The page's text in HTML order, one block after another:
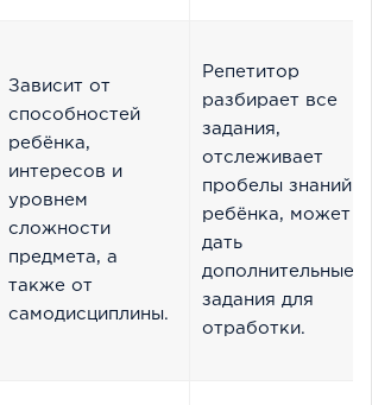
Зависит от
способностей
ребёнка,
интересов и
уровнем
сложности
предмета, а
также от
самодисциплины.
Репетитор
разбирает все
задания,
отслеживает
пробелы знаний
ребёнка, может
дать
дополнительные
задания для
отработки.